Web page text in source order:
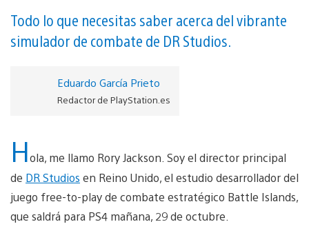
Todo lo que necesitas saber acerca del vibrante
simulador de combate de DR Studios.
Eduardo García Prieto
Redactor de PlayStation.es
Hola, me llamo Rory Jackson. Soy el director principal
de DR Studios en Reino Unido, el estudio desarrollador del
juego free-to-play de combate estratégico Battle Islands,
que saldrá para PS4 mañana, 29 de octubre.